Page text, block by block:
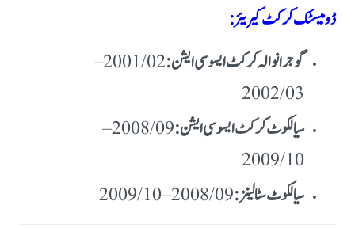
ڈومیسٹک کرکٹ کیریئر:
گوجرانوالہ کرکٹ ایسوسی ایشن:
2001/02 –
2002/03
سیالکوٹ کرکٹ ایسوسی ایشن:
2008/09 –
2009/10
سیالکوٹ سٹالینز: